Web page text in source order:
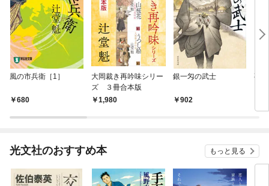
風の市兵衛［1］
680
大岡裁き再吟味シリー
ズ ３冊合本版
1,980
銀一匁の武士
902
夜
光文社のおすすめ本 もっと見る